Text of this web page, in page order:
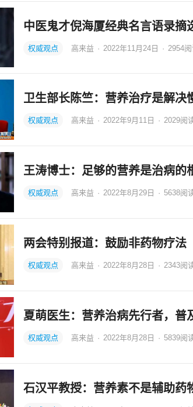
中医鬼才倪海厦经典名言语录摘
权威观点 高来益 · 2022年11月24日 · 2954
卫生部长陈竺：营养治疗是解决
权威观点 高来益 · 2022年9月11日 · 2029阅
王涛博士：足够的营养是治病的
权威观点 高来益 · 2022年8月29日 · 5638阅
两会特别报道：鼓励非药物疗法
权威观点 高来益 · 2022年8月28日 · 2343阅
夏萌医生：营养治病先行者，普
权威观点 高来益 · 2022年8月28日 · 5839阅
石汉平教授：营养素不是辅助药